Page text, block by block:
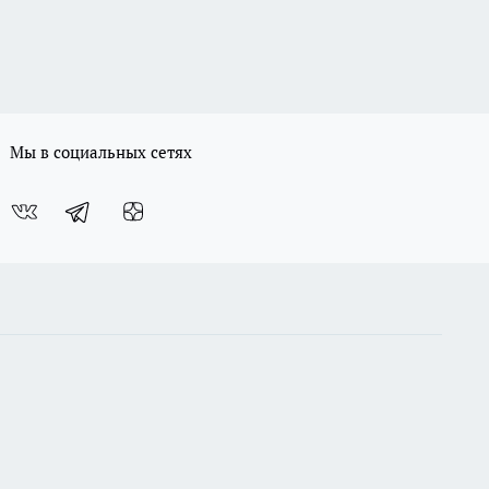
Мы в социальных сетях